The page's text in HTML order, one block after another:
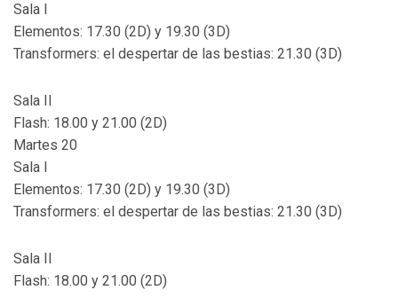
Sala I
Elementos: 17.30 (2D) y 19.30 (3D)
Transformers: el despertar de las bestias: 21.30 (3D)
Sala II
Flash: 18.00 y 21.00 (2D)
Martes 20
Sala I
Elementos: 17.30 (2D) y 19.30 (3D)
Transformers: el despertar de las bestias: 21.30 (3D)
Sala II
Flash: 18.00 y 21.00 (2D)